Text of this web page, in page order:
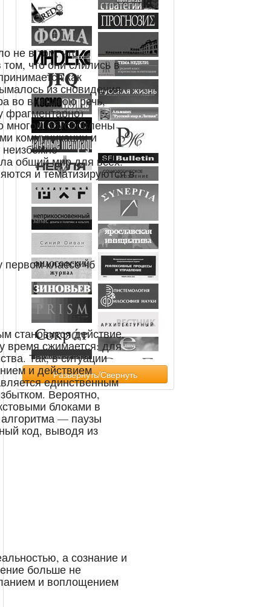
не в том, что
что они слились в
как
из сновидения
во внешнюю речь,
фрагментарно)
многом обусловлены
коммуникации и
общий мир для всех:
и тематизируются в
первом классе чб
становится действие,
время сжимается: для
Так, в ситуации
и действием
единственным
Вероятно,
блоками в
— паузы
код, выводя из
а сознание и
больше не
и воплощением
Развернуть/Свернуть